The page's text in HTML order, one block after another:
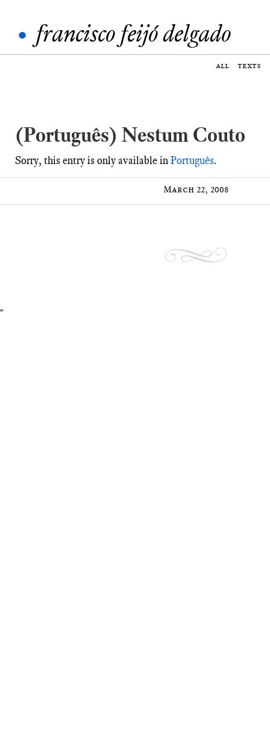
• francisco feijó delgado
all texts
(Português) Nestum Couto
Sorry, this entry is only available inPortuguês.
March 22, 2008
"